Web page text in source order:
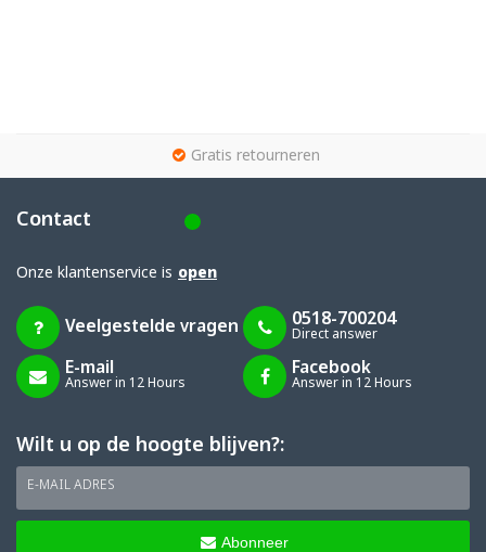
Gratis retourneren
Contact
Onze klantenservice is open
Veelgestelde vragen 0518-700204
Direct answer
E-mail
Answer in 12 Hours
Facebook
Answer in 12 Hours
Wilt u op de hoogte blijven?:
E-MAIL ADRES
Abonneer